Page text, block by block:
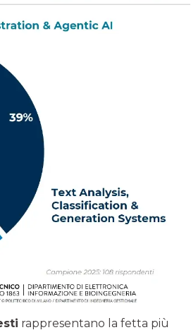
rappresentano la fetta più